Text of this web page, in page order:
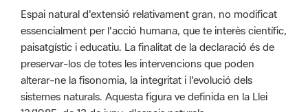
preservar-los de totes les intervencions que poden
alterar-ne la fisonomia, la integritat i l'evolució dels
sistemes naturals. Aquesta figura ve definida en la Llei
12/1985, de 13 de juny, d'espais naturals.
Parc Natural